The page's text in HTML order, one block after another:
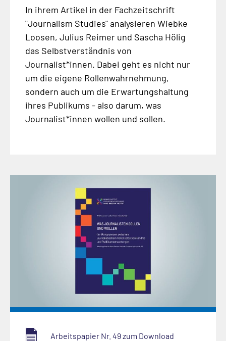
In ihrem Artikel in der Fachzeitschrift
"Journalism Studies" analysieren Wiebke
Loosen, Julius Reimer und Sascha Hölig
das Selbstverständnis von
Journalist*innen. Dabei geht es nicht nur
um die eigene Rollenwahrnehmung,
sondern auch um die Erwartungshaltung
ihres Publikums - also darum, was
Journalist*innen wollen und sollen.
Arbeitspapier Nr. 49 zum Download